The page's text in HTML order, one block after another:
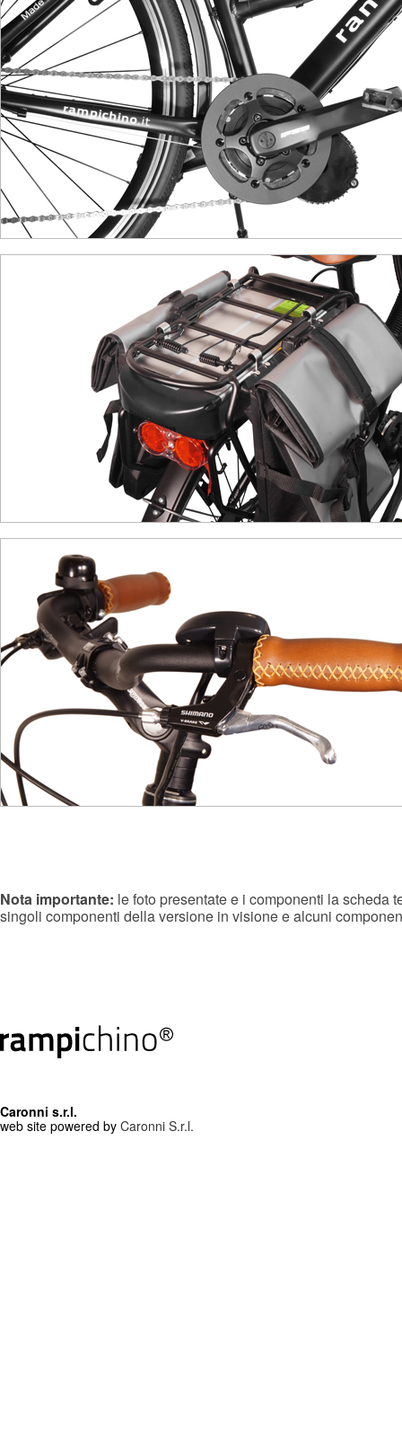
Nota importante: le foto presentate e i componenti la scheda
singoli componenti della versione in visione e alcuni
Caronni s.r.l.
web site powered by Caronni S.r.l.